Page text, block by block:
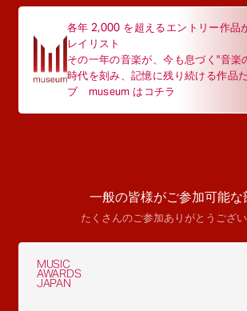
各年 2,000 を超えるエントリー作品
レイリスト
その一年の音楽が、今も息づく"音楽
時代を刻み、記憶に残り続ける作品
ブ museum はコチラ
一般の皆様がご参加可能な
たくさんのご参加ありがとうござ
MUSIC
AWARDS
JAPAN